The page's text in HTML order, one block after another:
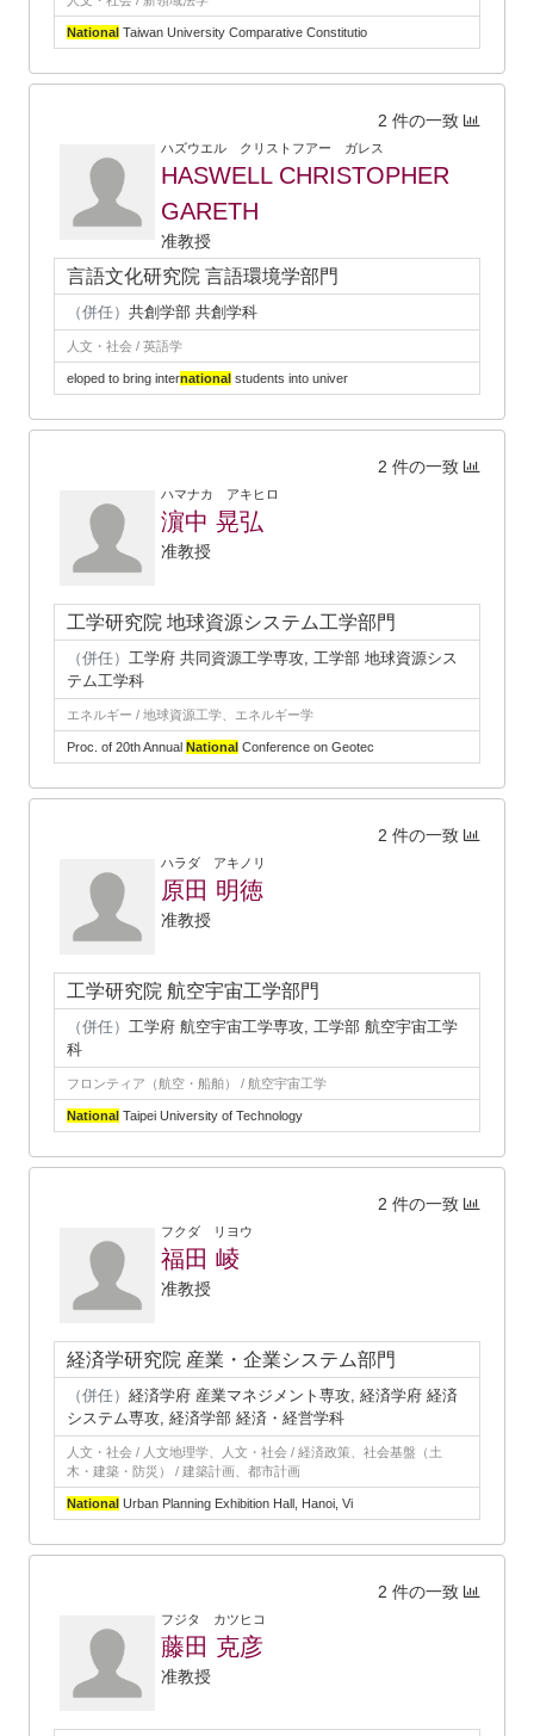
National Taiwan University Comparative Constitutio
2 件の一致
ハズウエル クリストフアー ガレス
HASWELL CHRISTOPHER
GARETH
准教授
言語文化研究院 言語環境学部門
（併任） 共創学部 共創学科
人文・社会 / 英語学
eloped to bring international students into univer
2 件の一致
ハマナカ アキヒロ
濵中 晃弘
准教授
工学研究院 地球資源システム工学部門
（併任） 工学府 共同資源工学専攻, 工学部 地球資源シス
テム工学科
エネルギー / 地球資源工学、エネルギー学
Proc. of 20th Annual National Conference on Geotec
2 件の一致
ハラダ アキノリ
原田 明徳
准教授
工学研究院 航空宇宙工学部門
（併任） 工学府 航空宇宙工学専攻, 工学部 航空宇宙工学
科
フロンティア（航空・船舶） / 航空宇宙工学
National Taipei University of Technology
2 件の一致
フクダ リヨウ
福田 崚
准教授
経済学研究院 産業・企業システム部門
（併任） 経済学府 産業マネジメント専攻, 経済学府 経済
システム専攻, 経済学部 経済・経営学科
人文・社会 / 人文地理学、人文・社会 / 経済政策、社会基盤（土
木・建築・防災） / 建築計画、都市計画
National Urban Planning Exhibition Hall, Hanoi, Vi
2 件の一致
フジタ カツヒコ
藤田 克彦
准教授